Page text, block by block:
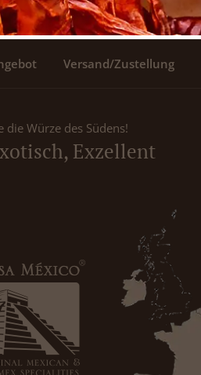
Versand/Zustellung
die Würze des Südens!
Exzellent